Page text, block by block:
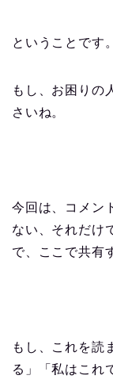
ということです。
もし、お困りの
さいね。
今回は、コメン
ない、それだけ
で、ここで共有
もし、これを読
る」「私はこれ